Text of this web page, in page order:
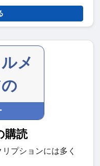
メ
購読
プションには多く